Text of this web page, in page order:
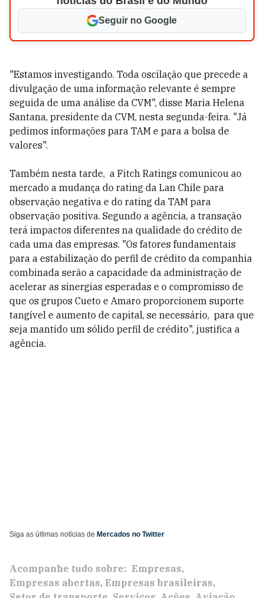
Seguir no Google
"Estamos investigando. Toda oscilação que precede a
divulgação de uma informação relevante é sempre
seguida de uma análise da CVM", disse Maria Helena
Santana, presidente da CVM, nesta segunda-feira. "Já
pedimos informações para TAM e para a bolsa de
valores".
Também nesta tarde, a Fitch Ratings comunicou ao
mercado a mudança do rating da Lan Chile para
observação negativa e do rating da TAM para
observação positiva. Segundo a agência, a transação
terá impactos diferentes na qualidade do crédito de
cada uma das empresas. "Os fatores fundamentais
para a estabilização do perfil de crédito da companhia
combinada serão a capacidade da administração de
acelerar as sinergias esperadas e o compromisso de
que os grupos Cueto e Amaro proporcionem suporte
tangível e aumento de capital, se necessário, para que
seja mantido um sólido perfil de crédito", justifica a
agência.
Siga as últimas notícias de Mercados no Twitter
Acompanhe tudo sobre: Empresas
Empresas abertas Empresas brasileiras